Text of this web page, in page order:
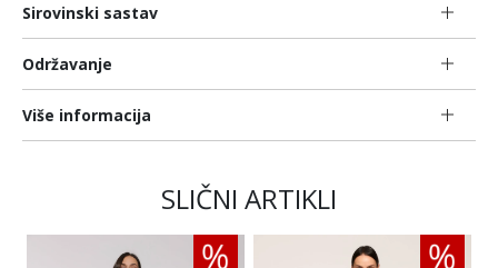
Sirovinski sastav
Održavanje
Više informacija
SLIČNI ARTIKLI